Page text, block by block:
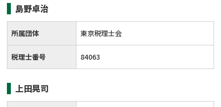
島野卓治
所属団体 東京税理士会
税理士番号 84063
上田晃司